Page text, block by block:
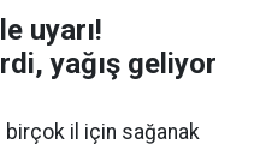
uyarı!
yağış geliyor
il için sağanak